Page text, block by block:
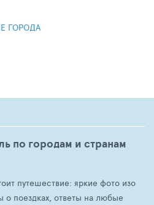
ГОРОДА
по городам и странам
путешествие: яркие фото изо
о поездках, ответы на любые